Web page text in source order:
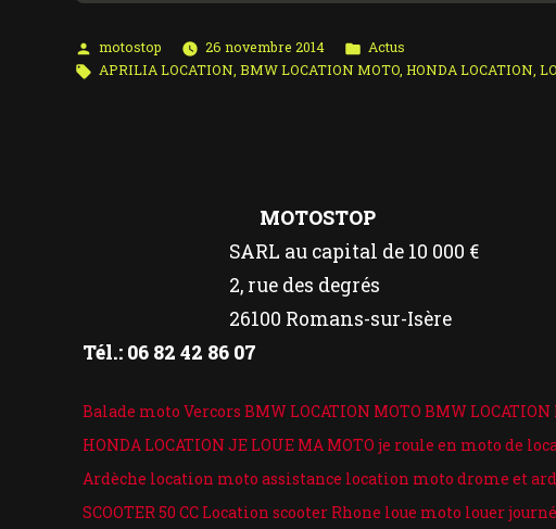
Publié
par
motostop 26 novembre 2014
Publié
dans
Actus
Étiquettes :
APRILIA LOCATION,BMW LOCATION MOTO,HONDA LOCATION,
MOTOSTOP
SARL au capital de 10 000 €
2, rue des degrés
26100 Romans-sur-Isère
Tél.: 06 82 42 86 07
Balade moto Vercors BMW LOCATION MOTO BMW LOCATION
HONDA LOCATION JE LOUE MA MOTO je roule en moto de
Ardèche location moto assistance location moto drome et
SCOOTER 50 CC Location scooter Rhone loue moto louer